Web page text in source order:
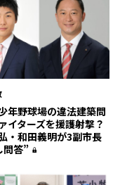
年野球場の違法建築問
ターズを援護射撃？
・和田義明が3副市長
問答”